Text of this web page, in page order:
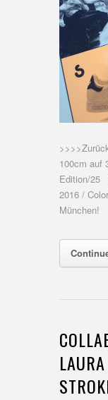
100cm auf
Edition/25
2016 /
München!